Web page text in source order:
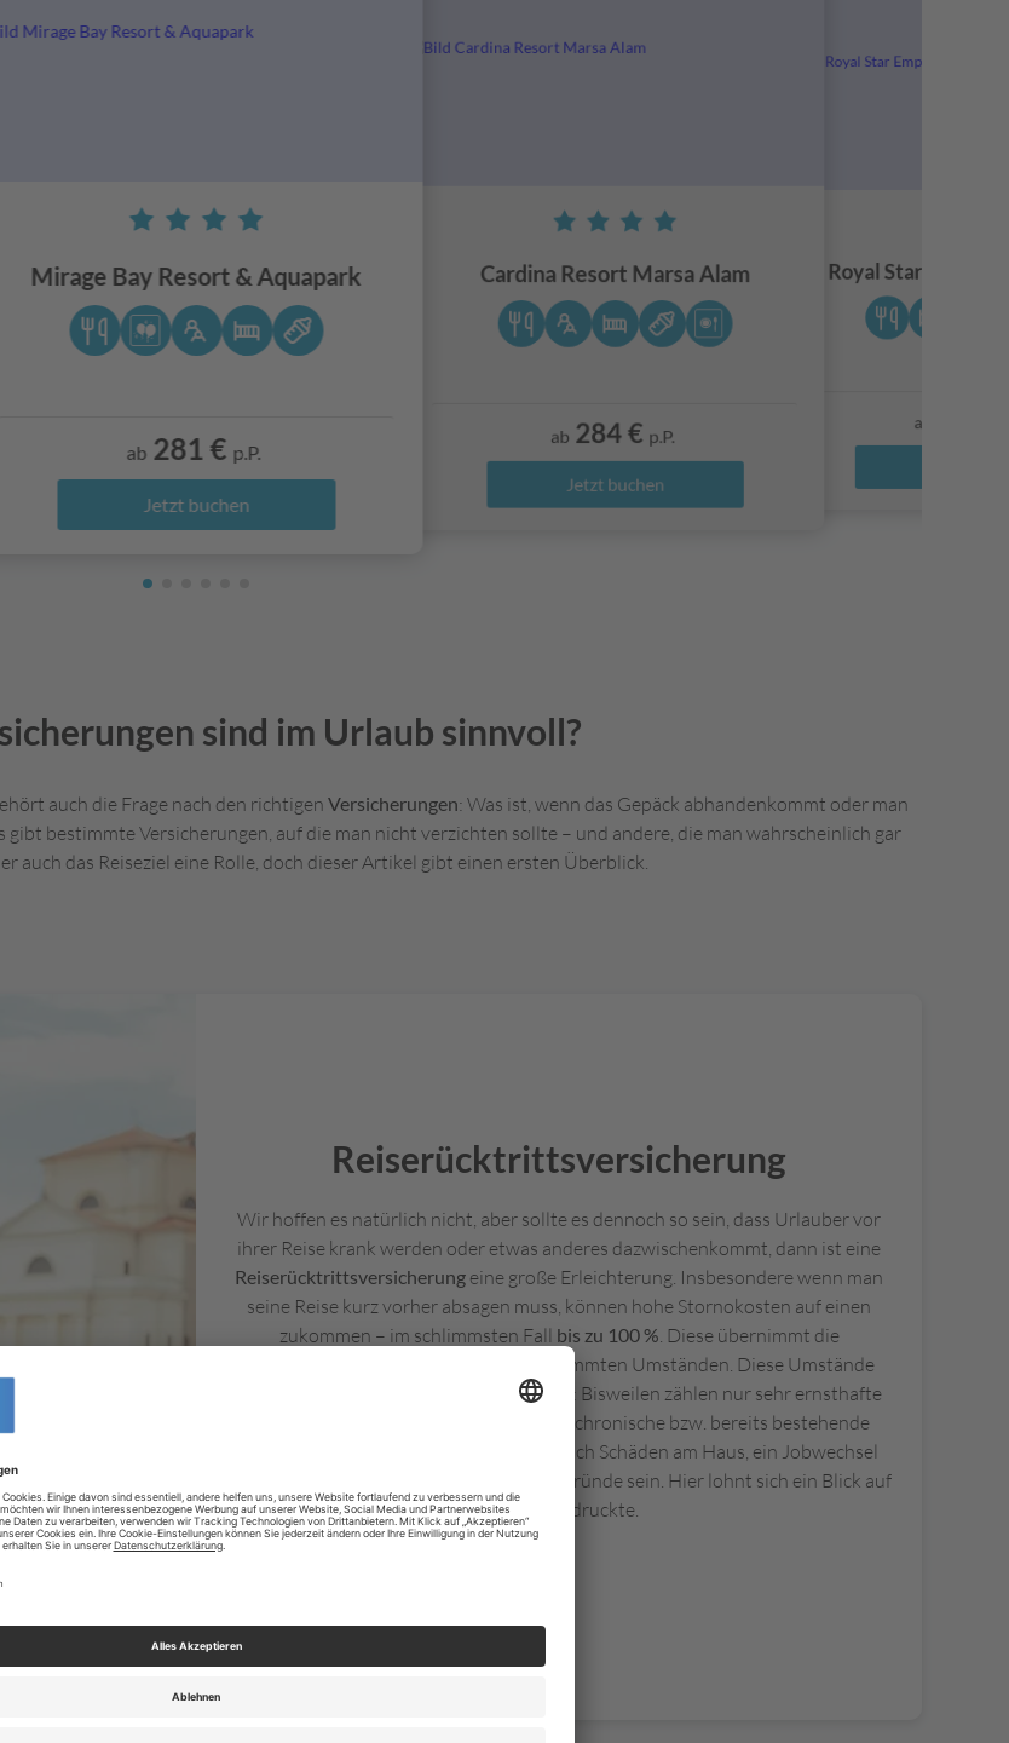
Mirage Bay Resort & Aquapark
ab 281 € p.P.
Jetzt buchen
Cardina Resort Marsa Alam
ab 284 € p.P.
Jetzt buchen
Royal Star Empire
ab
sind im Urlaub sinnvoll?
auch die Frage nach den richtigen Versicherungen: Was ist, wenn das Gepäck abhandenkommt oder man
bestimmte Versicherungen, auf die man nicht verzichten sollte – und andere, die man wahrscheinlich gar
auch das Reiseziel eine Rolle, doch dieser Artikel gibt einen ersten Überblick.
Reiserücktrittsversicherung
Wir hoffen es natürlich nicht, aber sollte es dennoch so sein, dass Urlauber vor
ihrer Reise krank werden oder etwas anderes dazwischenkommt, dann ist eine
Reiserücktrittsversicherung eine große Erleichterung. Insbesondere wenn man
seine Reise kurz vorher absagen muss, können hohe Stornokosten auf einen
zukommen – im schlimmsten Fall bis zu 100 %. Diese übernimmt die
Reiserücktrittsversicherung unter bestimmten Umständen. Diese Umstände
sollten Reisende allerdings genau prüfen: Bisweilen zählen nur sehr ernsthafte
als Rücktrittsgrund oder chronische bzw. bereits bestehende
Krankheiten werden nicht anerkannt. Auch Schäden am Haus, ein Jobwechsel
und andere Ereignisse können Rücktrittsgründe sein. Hier lohnt sich ein Blick auf
das Kleingedruckte.